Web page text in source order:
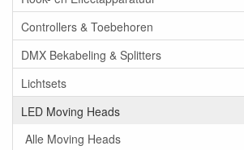
Controllers & Toebehoren
DMX Bekabeling & Splitters
Lichtsets
LED Moving Heads
Alle Moving Heads